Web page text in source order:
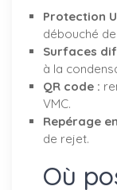
Protection
débouché
Surfaces
à la
QR code :
VMC.
Repérage
de rejet.
Où